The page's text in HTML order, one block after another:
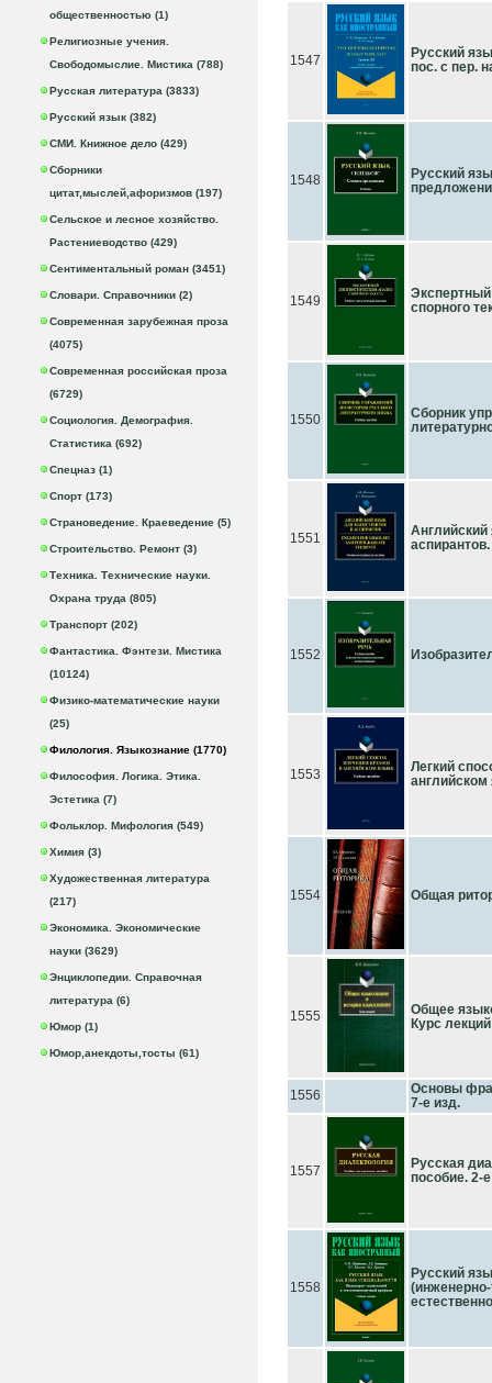
общественностью (1)
Религиозные учения.
Свободомыслие. Мистика (788)
Русская литература (3833)
Русский язык (382)
СМИ. Книжное дело (429)
Сборники
цитат,мыслей,афоризмов (197)
Сельское и лесное хозяйство.
Растениеводство (429)
Сентиментальный роман (3451)
Словари. Справочники (2)
Современная зарубежная проза
(4075)
Современная российская проза
(6729)
Социология. Демография.
Статистика (692)
Спецназ (1)
Спорт (173)
Страноведение. Краеведение (5)
Строительство. Ремонт (3)
Техника. Технические науки.
Охрана труда (805)
Транспорт (202)
Фантастика. Фэнтези. Мистика
(10124)
Физико-математические науки
(25)
Филология. Языкознание (1770)
Философия. Логика. Этика.
Эстетика (7)
Фольклор. Мифология (549)
Химия (3)
Художественная литература
(217)
Экономика. Экономические
науки (3629)
Энциклопедии. Справочная
литература (6)
Юмор (1)
Юмор,анекдоты,тосты (61)
1547
Русский
пос. с пер.
1548
Русский
1549
Экспертный
спорного
1550
Сборник
1551
Английский
1552
1553
Легкий
английском
1554 Общая
1555
Общее
Курс лекций
1556
Основы
7-е изд.
1557
Русская
пособие. 2-
1558
Русский